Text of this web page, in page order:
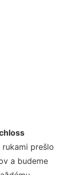
rukami prešlo
a budeme